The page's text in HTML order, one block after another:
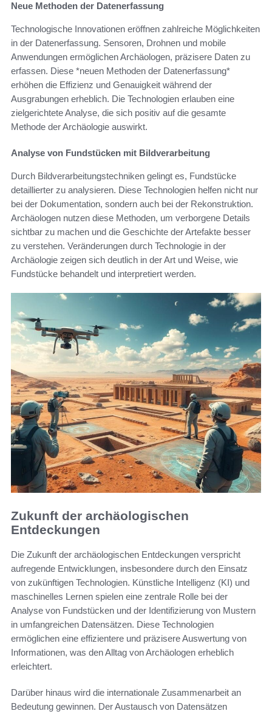
Neue Methoden der Datenerfassung
Technologische Innovationen eröffnen zahlreiche Möglichkeiten
in der Datenerfassung. Sensoren, Drohnen und mobile
Anwendungen ermöglichen Archäologen, präzisere Daten zu
erfassen. Diese *neuen Methoden der Datenerfassung*
erhöhen die Effizienz und Genauigkeit während der
Ausgrabungen erheblich. Die Technologien erlauben eine
zielgerichtete Analyse, die sich positiv auf die gesamte
Methode der Archäologie auswirkt.
Analyse von Fundstücken mit Bildverarbeitung
Durch Bildverarbeitungstechniken gelingt es, Fundstücke
detaillierter zu analysieren. Diese Technologien helfen nicht nur
bei der Dokumentation, sondern auch bei der Rekonstruktion.
Archäologen nutzen diese Methoden, um verborgene Details
sichtbar zu machen und die Geschichte der Artefakte besser
zu verstehen. Veränderungen durch Technologie in der
Archäologie zeigen sich deutlich in der Art und Weise, wie
Fundstücke behandelt und interpretiert werden.
Zukunft der archäologischen
Entdeckungen
Die Zukunft der archäologischen Entdeckungen verspricht
aufregende Entwicklungen, insbesondere durch den Einsatz
von zukünftigen Technologien. Künstliche Intelligenz (KI) und
maschinelles Lernen spielen eine zentrale Rolle bei der
Analyse von Fundstücken und der Identifizierung von Mustern
in umfangreichen Datensätzen. Diese Technologien
ermöglichen eine effizientere und präzisere Auswertung von
Informationen, was den Alltag von Archäologen erheblich
erleichtert.
Darüber hinaus wird die internationale Zusammenarbeit an
Bedeutung gewinnen. Der Austausch von Datensätzen